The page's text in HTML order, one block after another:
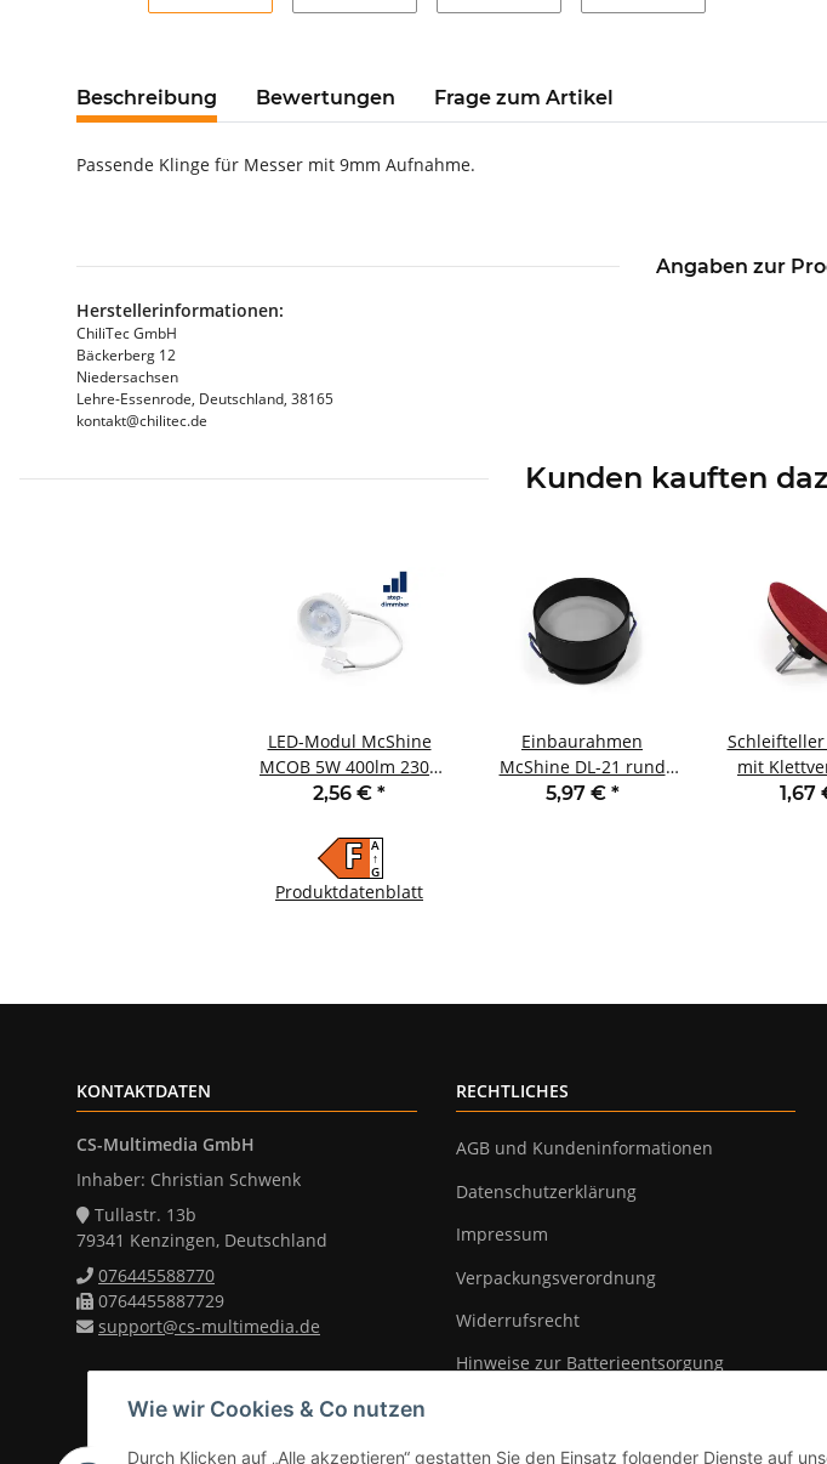
Wie wir Cookies & Co nutzen
Durch Klicken auf „Alle akzeptieren“ gestatten Sie den Einsatz folgender Dienste auf
Beschreibung Bewertungen Frage zum Artikel
Passende Klinge für Messer mit 9mm Aufnahme.
Angaben zur
Herstellerinformationen:
ChiliTec GmbH
Bäckerberg 12
Niedersachsen
Lehre-Essenrode, Deutschland, 38165
kontakt@chilitec.de
Kunden kauften
LED-Modul McShine
MCOB 5W 400lm 230V
50x25mm warmweiß
2,56 € *
F A
↑
G
Produktdatenblatt
Einbaurahmen
McShine DL-21 rund
mit Frontglas schwarz
5,97 € *
mit
Ø125mm
1,67
KONTAKTDATEN
CS-Multimedia GmbH
Inhaber: Christian Schwenk
Tullastr. 13b
79341 Kenzingen, Deutschland
076445588770
0764455887729
support@cs-multimedia.de
RECHTLICHES
AGB und Kundeninformationen
Datenschutzerklärung
Impressum
Verpackungsverordnung
Widerrufsrecht
Hinweise zur Batterieentsorgung